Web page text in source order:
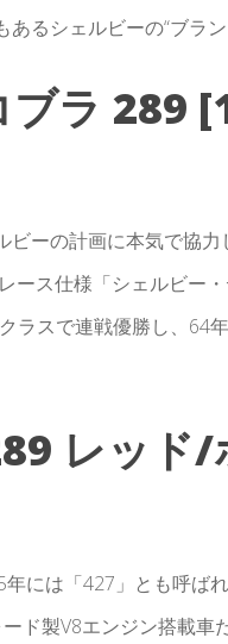
るシェルビーの“ブラ
ブラ 289
ビーの計画に本気で協
ース仕様「シェルビー
ラスで連戦優勝し、64
レッド
には「427」とも呼ば
ド製V8エンジン搭載